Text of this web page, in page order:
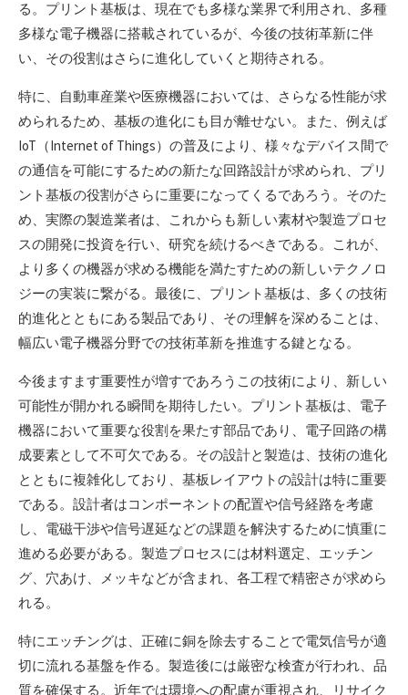
る。プリント基板は、現在でも多様な業界で利用され、多種
多様な電子機器に搭載されているが、今後の技術革新に伴
い、その役割はさらに進化していくと期待される。
特に、自動車産業や医療機器においては、さらなる性能が求
められるため、基板の進化にも目が離せない。また、例えば
IoT（Internet of Things）の普及により、様々なデバイス間で
の通信を可能にするための新たな回路設計が求められ、プリ
ント基板の役割がさらに重要になってくるであろう。そのた
め、実際の製造業者は、これからも新しい素材や製造プロセ
スの開発に投資を行い、研究を続けるべきである。これが、
より多くの機器が求める機能を満たすための新しいテクノロ
ジーの実装に繋がる。最後に、プリント基板は、多くの技術
的進化とともにある製品であり、その理解を深めることは、
幅広い電子機器分野での技術革新を推進する鍵となる。
今後ますます重要性が増すであろうこの技術により、新しい
可能性が開かれる瞬間を期待したい。プリント基板は、電子
機器において重要な役割を果たす部品であり、電子回路の構
成要素として不可欠である。その設計と製造は、技術の進化
とともに複雑化しており、基板レイアウトの設計は特に重要
である。設計者はコンポーネントの配置や信号経路を考慮
し、電磁干渉や信号遅延などの課題を解決するために慎重に
進める必要がある。製造プロセスには材料選定、エッチン
グ、穴あけ、メッキなどが含まれ、各工程で精密さが求めら
れる。
特にエッチングは、正確に銅を除去することで電気信号が適
切に流れる基盤を作る。製造後には厳密な検査が行われ、品
質を確保する。近年では環境への配慮が重視され、リサイク